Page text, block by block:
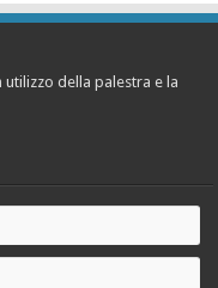
della palestra e la